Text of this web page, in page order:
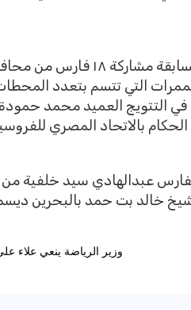
وعلي صعيد المسابقة فقد شهدت فعاليات
التي تتسم بتعدد
في التتويج العميد محمد
بالاتحاد المصري
عبدالهادي سيد خلفية من
خالد بت حمد بالبحرين
وزير الرياضة ينعي علاء